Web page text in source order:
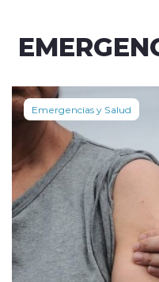
Emergencias y Salud